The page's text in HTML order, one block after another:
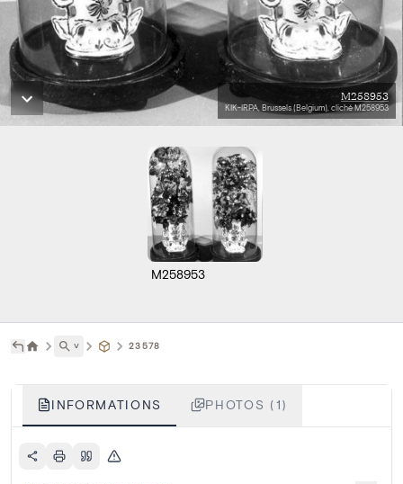
M258953
KIK-IRPA, Brussels (Belgium), cliché M258953
M258953
˅ 23578
INFORMATIONS PHOTOS (1)